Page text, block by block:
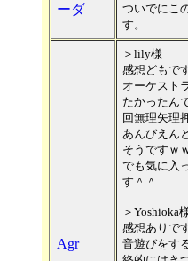
ーダ
ついでにこ
す。
Agr
＞lily様
感想どもで
オーケスト
たかったん
回無理矢理
あんびえん
そうですｗ
でも気に入
す＾＾
＞Yoshioka
感想ありで
音遊びをす